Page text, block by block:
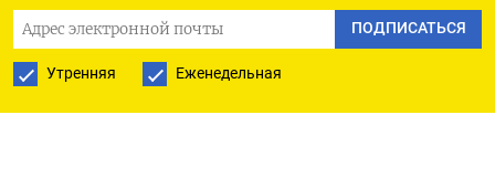
ПОДПИСАТЬСЯ
Утренняя Еженедельная